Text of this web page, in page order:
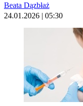
Beata Dązbłaż
24.01.2026 | 05:30